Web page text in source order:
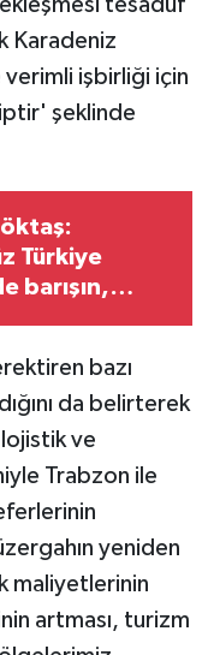
Karadeniz
işbirliği için
şeklinde
Türkiye
barışın,
kurmak
bazı
da belirterek
ve
Trabzon ile
yeniden
maliyetlerinin
artması, turizm